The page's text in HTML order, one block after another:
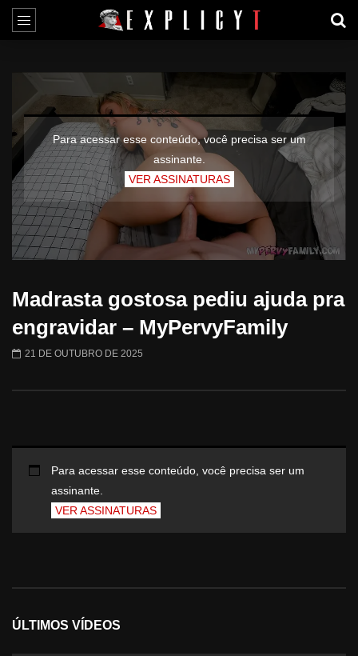
Para acessar esse conteúdo, você precisa ser um
assinante.
VER ASSINATURAS
Madrasta gostosa pediu ajuda pra
engravidar – MyPervyFamily
21 DE OUTUBRO DE 2025
Para acessar esse conteúdo, você precisa ser um
assinante.
VER ASSINATURAS
ÚLTIMOS VÍDEOS